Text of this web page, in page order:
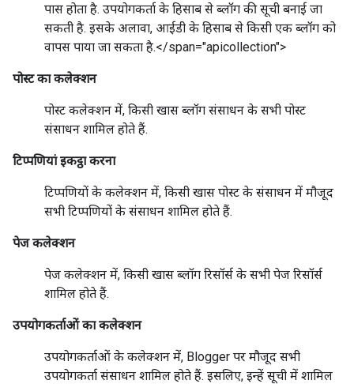
पास होता है. उपयोगकर्ता के हिसाब से ब्लॉग की सूची बनाई जा
सकती है. इसके अलावा, आईडी के हिसाब से किसी एक ब्लॉग को
वापस पाया जा सकता है.</span="apicollection">
पोस्ट का कलेक्शन
पोस्ट कलेक्शन में, किसी खास ब्लॉग संसाधन के सभी पोस्ट
संसाधन शामिल होते हैं.
टिप्पणियां इकट्ठा करना
टिप्पणियों के कलेक्शन में, किसी खास पोस्ट के संसाधन में मौजूद
सभी टिप्पणियों के संसाधन शामिल होते हैं.
पेज कलेक्शन
पेज कलेक्शन में, किसी खास ब्लॉग रिसॉर्स के सभी पेज रिसॉर्स
शामिल होते हैं.
उपयोगकर्ताओं का कलेक्शन
उपयोगकर्ताओं के कलेक्शन में, Blogger पर मौजूद सभी
उपयोगकर्ता संसाधन शामिल होते हैं. इसलिए, इन्हें सूची में शामिल